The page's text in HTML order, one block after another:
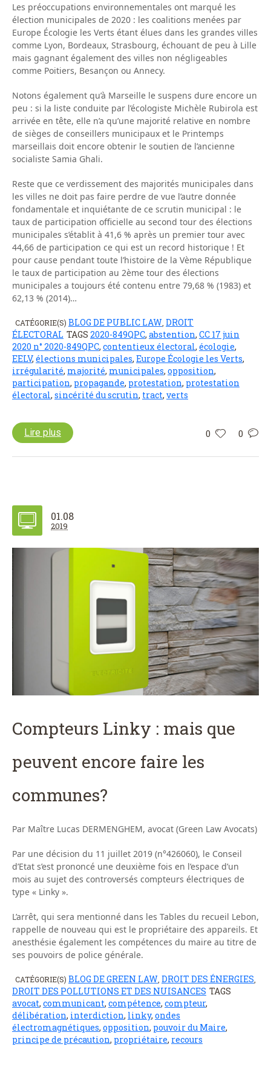
Les préoccupations environnementales ont marqué les
élection municipales de 2020 : les coalitions menées par
Europe Écologie les Verts étant élues dans les grandes villes
comme Lyon, Bordeaux, Strasbourg, échouant de peu à Lille
mais gagnant également des villes non négligeables
comme Poitiers, Besançon ou Annecy.
Notons également qu’à Marseille le suspens dure encore un
peu : si la liste conduite par l’écologiste Michèle Rubirola est
arrivée en tête, elle n’a qu’une majorité relative en nombre
de sièges de conseillers municipaux et le Printemps
marseillais doit encore obtenir le soutien de l’ancienne
socialiste Samia Ghali.
Reste que ce verdissement des majorités municipales dans
les villes ne doit pas faire perdre de vue l’autre donnée
fondamentale et inquiétante de ce scrutin municipal : le
taux de participation officielle au second tour des élections
municipales s’établit à 41,6 % après un premier tour avec
44,66 de participation ce qui est un record historique ! Et
pour cause pendant toute l’histoire de la Vème République
le taux de participation au 2ème tour des élections
municipales a toujours été contenu entre 79,68 % (1983) et
62,13 % (2014)…
CATÉGORIE(S) BLOG DE PUBLIC LAW DROIT
ÉLECTORAL TAGS 2020-849QPC, abstention, CC 17 juin
2020 n° 2020-849QPC, contentieux électoral, écologie,
EELV, élections municipales, Europe Écologie les Verts,
irrégularité, majorité, municipales, opposition,
participation, propagande, protestation, protestation
électoral, sincérité du scrutin, tract, verts
0 0
Lire plus
01.08
2019
Compteurs Linky : mais que
peuvent encore faire les
communes?
Par Maître Lucas DERMENGHEM, avocat (Green Law Avocats)
Par une décision du 11 juillet 2019 (n°426060), le Conseil
d’Etat s’est prononcé une deuxième fois en l’espace d’un
mois au sujet des controversés compteurs électriques de
type « Linky ».
L’arrêt, qui sera mentionné dans les Tables du recueil Lebon,
rappelle de nouveau qui est le propriétaire des appareils. Et
anesthésie également les compétences du maire au titre de
ses pouvoirs de police générale.
CATÉGORIE(S) BLOG DE GREEN LAW DROIT DES ÉNERGIES
DROIT DES POLLUTIONS ET DES NUISANCES TAGS
avocat, communicant, compétence, compteur,
délibération, interdiction, linky, ondes
électromagnétiques, opposition, pouvoir du Maire,
principe de précaution, propriétaire, recours